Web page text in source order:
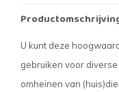
U kunt deze
gebruiken voor
omheinen van